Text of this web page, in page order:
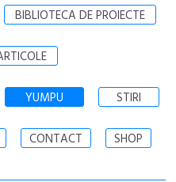
BIBLIOTECA DE PROIECTE
YUMPU STIRI
CONTACT SHOP